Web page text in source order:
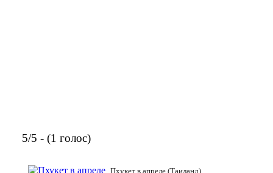
5/5 - (1 голос)
Пхукет в апреле (Таиланд)